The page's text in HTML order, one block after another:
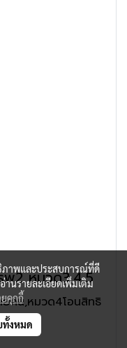
พ2 หมวด3,4,5
ยคน,หมวด4โอนสิทธิ
ภาพและประสบการณ์ที่ดี
านรายละเอียดเพิ่มเติม
คุกกี้
ทั้งหมด